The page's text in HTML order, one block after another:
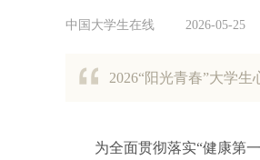
中国大学生在线 2026-05-25
2026“阳光青春”大学生
为全面贯彻落实“健康第